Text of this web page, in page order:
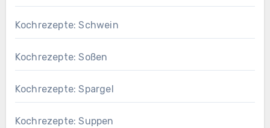
Kochrezepte: Schwein
Kochrezepte: Soßen
Kochrezepte: Spargel
Kochrezepte: Suppen